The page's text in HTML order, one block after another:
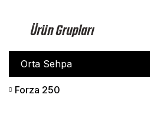
Ürün Grupları
Orta Sehpa
Forza 250